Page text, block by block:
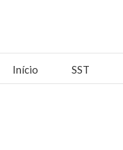
Início SST